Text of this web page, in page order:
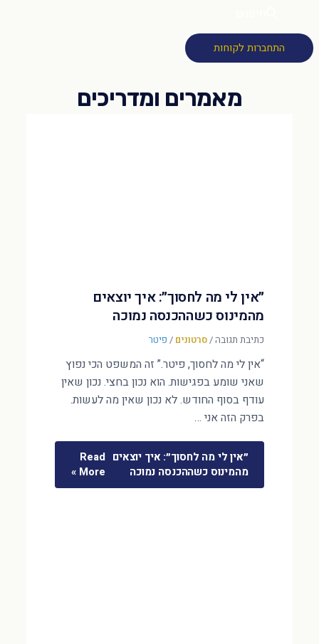
התחברות לקוחות
״אין לי מה לחסוך״: איך יוצאים
מהמינוס כשההכנסה נמוכה
כתיבת תגובה/סרטונים / פיטר
“אין לי מה לחסוך, פיטר.” זה המשפט הכי נפוץ
שאני שומע בפגישות. הוא נכון בחצי. נכון שאין
עודף בסוף החודש. לא נכון שאין מה לעשות.
בפרק הזה אני …
״אין לי מה לחסוך״: איך יוצאים
מהמינוס כשההכנסה נמוכה
Read
More »